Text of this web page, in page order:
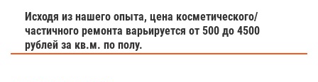
Исходя из нашего опыта, цена косметического/
частичного ремонта варьируется от 500 до 4500
рублей за кв.м. по полу.